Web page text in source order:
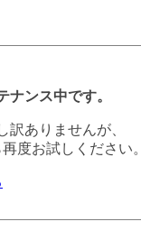
ナンス中です。
訳ありませんが、
度お試しください。